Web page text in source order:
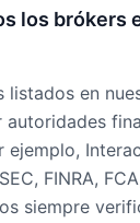
los brókers
listados en
autoridades
ejemplo,
FINRA,
siempre